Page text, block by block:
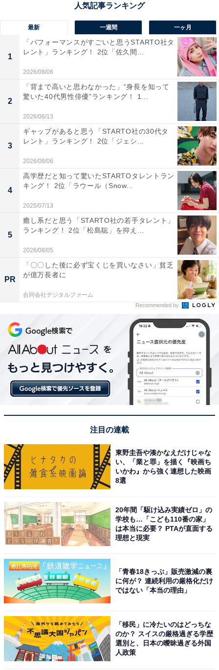
『消えた初恋』に関する商品をAmazonで見る
1位：『金田一少年の事件簿』（金田一一）／69票
View this post on Instagram
1位にランクインしたのは、『金田一少年の事件簿』
（日本テレビ系／2022年）です。1995年の放送から絶大
孫・金田一一役は事務所の先輩たちが代々受け継いでき
た役どころで、道枝さんは5代目となります。
ん」が演じられてきましたが、本作はスタイリッシュさ
が印象的。原作にあるコミカルな雰囲気や愛嬌（あいき
ょう）は残しつつ、スマートな長ぜりふやドSな演技な
最新 一週間 一ヶ月
1
「パフォーマンスがすごいと思うSTARTO社タ
レント」ランキング！ 2位「佐久間...
2026/08/06
2
「背まで高いと思わなかった」“身長を知って
驚いた40代男性俳優”ランキング！ 1...
2026/06/13
3
ギャップがあると思う「STARTO社の30代タ
レント」ランキング！ 2位「ジェシ...
2026/08/06
4
高学歴だと知って驚いたSTARTOタレントラン
キング！ 2位「ラウール（Snow...
2025/07/13
5
癒し系だと思う「STARTO社の若手タレント」
ランキング！ 2位「松島聡」を抑え...
2026/08/05
PR
「〇〇した後に必ず宝くじを買いなさい」貧乏
が億万長者に
合同会社デジタルファーム
Recommended by
注目の連載
東野圭吾や湊かなえだけじゃな
い、「業と罪」を描く『映画ち
いかわ』から強く連想した映画
8選
20年間「駆け込み実績ゼロ」の
学校も…「こども110番の家」
は本当に必要？ PTAが直面する
理想と現実
「青春18きっぷ」販売激減の裏
に何が？ 連続利用の厳格化だけ
ではない「本当の理由」
「移民」に冷たいのはどっちな
のか？ スイスの厳格過ぎる学歴
選別と、日本の曖昧過ぎる外国
人政策